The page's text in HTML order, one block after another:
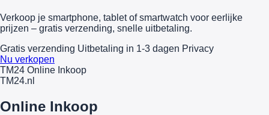
Verkoop je smartphone, tablet of smartwatch voor eerlijke
prijzen – gratis verzending, snelle uitbetaling.
Gratis verzending Uitbetaling in 1-3 dagen Privacy
Nu verkopen
TM24 Online Inkoop
TM24.nl
Online Inkoop